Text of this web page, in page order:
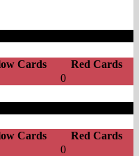
Cards
Red Cards
0
Cards
Red Cards
0